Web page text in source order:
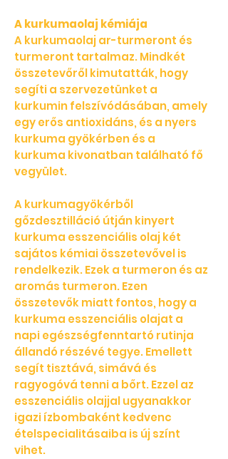
A kurkumaolaj kémiája
A kurkumaolaj ar-turmeront és
turmeront tartalmaz. Mindkét
összetevőről kimutatták, hogy
segíti a szervezetünket a
kurkumin felszívódásában, amely
egy erős antioxidáns, és a nyers
kurkuma gyökérben és a
kurkuma kivonatban található fő
vegyület.
A kurkumagyökérből
gőzdesztilláció útján kinyert
kurkuma esszenciális olaj két
sajátos kémiai összetevővel is
rendelkezik. Ezek a turmeron és az
aromás turmeron. Ezen
összetevők miatt fontos, hogy a
kurkuma esszenciális olajat a
napi egészségfenntartó rutinja
állandó részévé tegye. Emellett
segít tisztává, simává és
ragyogóvá tenni a bőrt. Ezzel az
esszenciális olajjal ugyanakkor
igazi ízbombaként kedvenc
ételspecialitásaiba is új színt
vihet.